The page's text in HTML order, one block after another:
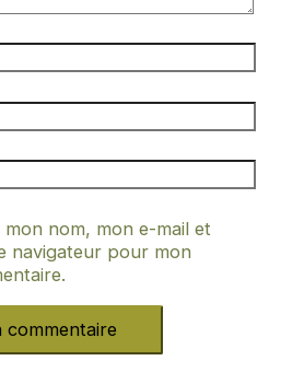
nom, mon e-mail et
navigateur pour mon